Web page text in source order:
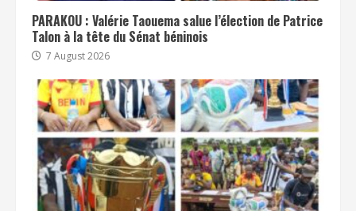
PARAKOU : Valérie Taouema salue l’élection de Patrice
Talon à la tête du Sénat béninois
7 August 2026